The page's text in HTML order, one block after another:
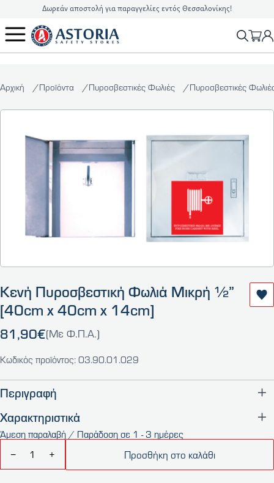
Δωρεάν αποστολή για παραγγελίες εντός Θεσσαλονίκης!
2310 90 16 16 info@astoriasafetystores.gr
Αρχική Προϊόντα Πυροσβεστικές Φωλιές Πυροσβεστικές
Κενή Πυροσβεστική Φωλιά Μικρή ½”
[40cm x 40cm x 14cm]
81,90€(Με Φ.Π.Α.)
Κωδικός προϊόντος: 03.90.01.029
Περιγραφή
Χαρακτηριστικά
Άμεση παραλαβή / Παράδοση σε 1 - 3 ημέρες
−
+ Προσθήκη στο καλάθι